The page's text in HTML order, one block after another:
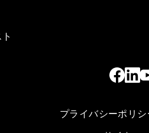
プライバシーポリ